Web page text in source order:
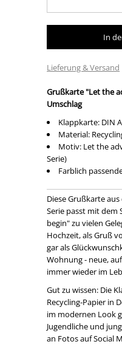
Lieferung & Versand
Grußkarte "Let the
Umschlag
Klappkarte: DIN
Material:
Motiv: Let the
Serie)
Farblich
Diese Grußkarte
Serie passt mit dem
begin" zu vielen
Hochzeit, als Gruß
gar als
Wohnung - neue,
immer wieder im
Gut zu wissen: Die
Recycling-Papier in
im modernen Look
Jugendliche und
an Fotos auf Social